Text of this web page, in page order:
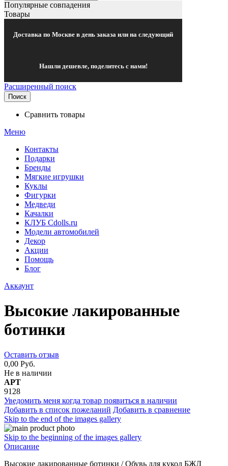
Популярные совпадения
Товары
Доставка по Москве в день заказа или на следующий
Нашли дешевле, поделитесь с нами!
Расширенный поиск
Поиск
Сравнить товары
Меню
Контакты
Подарки
Бренды
Мягкие игрушки
Куклы
Фигурки
Медведи
Качалки
КЛУБ Cdolls.ru
Модели автомобилей
Декор
Акции
Помощь
Блог
Аккаунт
Высокие лакированные
ботинки
Оставить отзыв
0,00 Руб.
Не в наличии
АРТ
9128
Уведомить меня когда товар появиться в наличии
Добавить в список пожеланий Добавить в сравнение
Skip to the end of the images gallery
Skip to the beginning of the images gallery
Описание
Высокие лакированные ботинки / Обувь для кукол БЖД